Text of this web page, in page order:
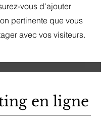
vous d'ajouter
pertinente que vous
avec vos visiteurs.
en ligne